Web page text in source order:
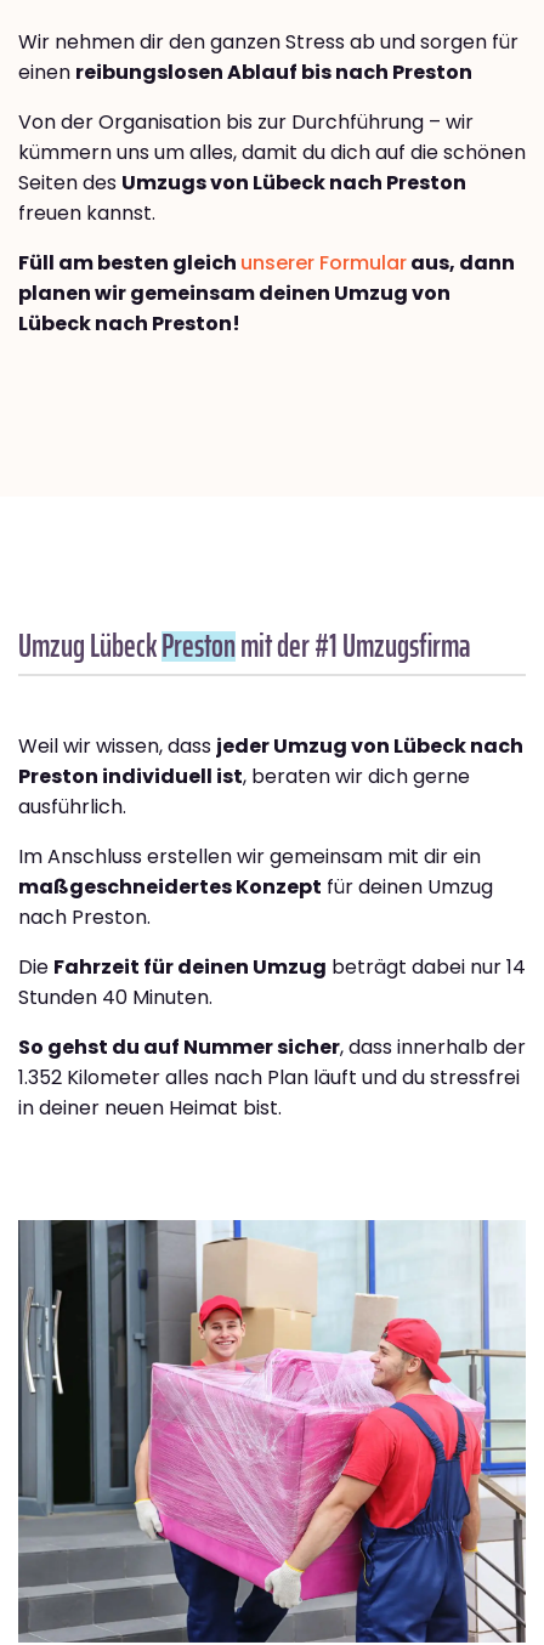
Wir nehmen dir den ganzen Stress ab und sorgen für
einen reibungslosen Ablauf bis nach Preston
Von der Organisation bis zur Durchführung – wir
kümmern uns um alles, damit du dich auf die schönen
Seiten des Umzugs von Lübeck nach Preston
freuen kannst.
Füll am besten gleich unserer Formularaus, dann
planen wir gemeinsam deinen Umzug von
Lübeck nach Preston!
Umzug LübeckPrestonmit der #1 Umzugsfirma
Weil wir wissen, dass jeder Umzug von Lübeck nach
Preston individuell ist, beraten wir dich gerne
ausführlich.
Im Anschluss erstellen wir gemeinsam mit dir ein
maßgeschneidertes Konzept für deinen Umzug
nach Preston.
Die Fahrzeit für deinen Umzug beträgt dabei nur 14
Stunden 40 Minuten.
So gehst du auf Nummer sicher, dass innerhalb der
1.352 Kilometer alles nach Plan läuft und du stressfrei
in deiner neuen Heimat bist.